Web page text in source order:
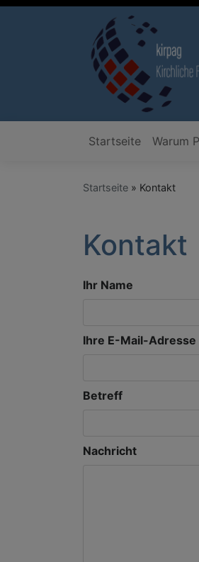
Direkt
Startseite Warum
Startseite Kontakt
Kontakt
Ihr Name
Ihre E-Mail-Adresse
Betreff
Nachricht